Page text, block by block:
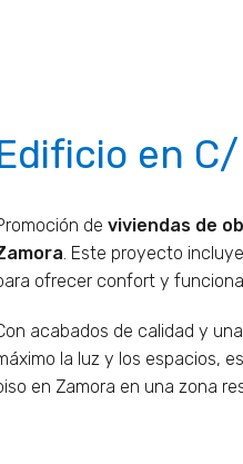
en
de viviendas de
. Este proyecto
ofrecer confort y
acabados de calidad y
la luz y los espacios,
en Zamora en una zona